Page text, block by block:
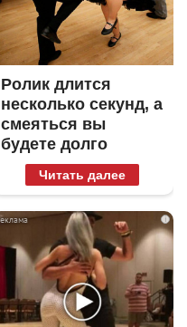
Ролик длится
несколько секунд, а
смеяться вы
будете долго
Читать далее
i